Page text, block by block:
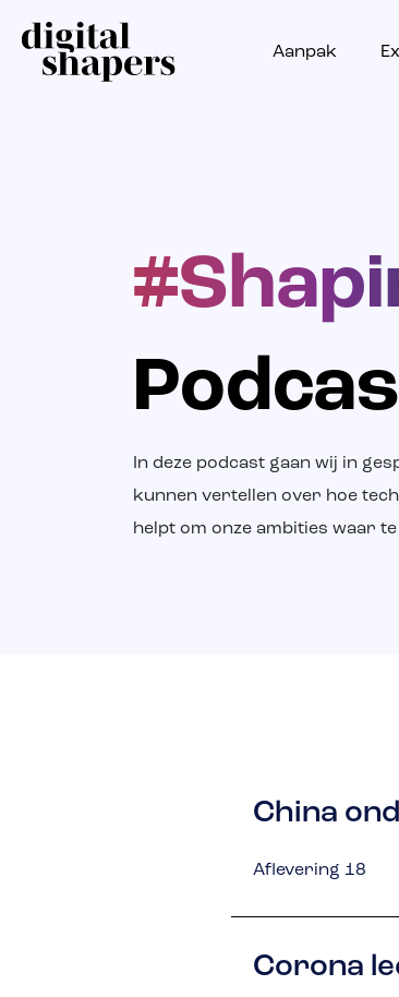
Aanpak
In deze podcast gaan wij in
kunnen vertellen over hoe
helpt om onze ambities waar te
China
Aflevering 18
Corona